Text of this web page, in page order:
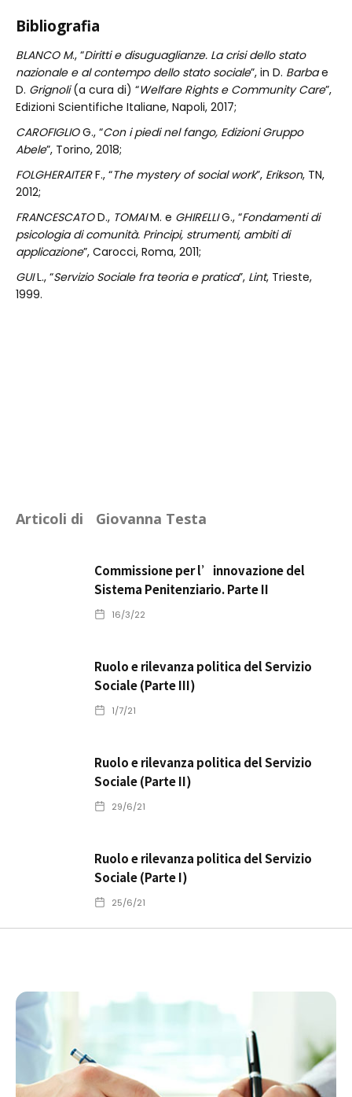
Bibliografia
BLANCO M., “Diritti e disuguaglianze. La crisi dello stato
nazionale e al contempo dello stato sociale”, in D. Barbae
D. Grignoli(a cura di) “Welfare Rights e Community Care”,
Edizioni Scientifiche Italiane, Napoli, 2017;
CAROFIGLIOG., “Con i piedi nel fango, Edizioni Gruppo
Abele”, Torino, 2018;
FOLGHERAITERF., “The mystery of social work”, Erikson, TN,
2012;
FRANCESCATOD., TOMAIM. e GHIRELLIG., “Fondamenti di
psicologia di comunità. Principi, strumenti, ambiti di
applicazione”, Carocci, Roma, 2011;
GUIL., “Servizio Sociale fra teoria e pratica”, Lint, Trieste,
1999.
Articoli di Giovanna Testa
Commissione per l’innovazione del
Sistema Penitenziario. Parte II
16/3/22
Ruolo e rilevanza politica del Servizio
Sociale (Parte III)
1/7/21
Ruolo e rilevanza politica del Servizio
Sociale (Parte II)
29/6/21
Ruolo e rilevanza politica del Servizio
Sociale (Parte I)
25/6/21